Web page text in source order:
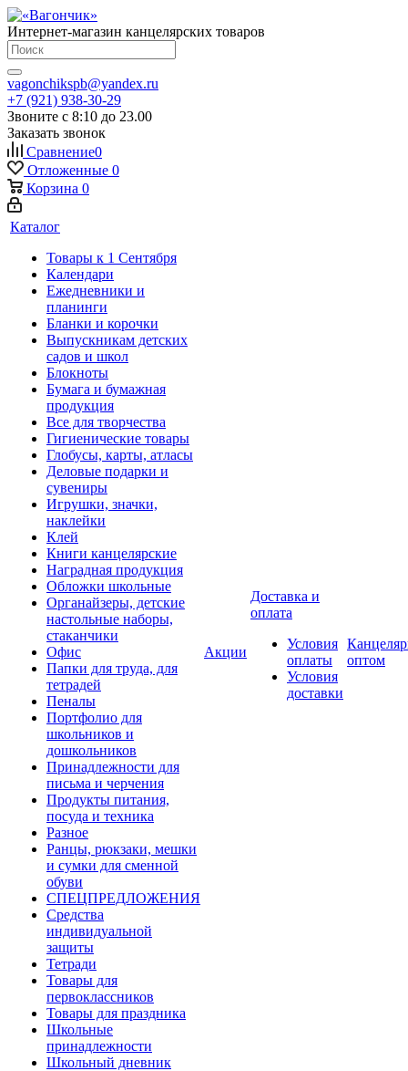
Интернет-магазин канцелярских товаров
vagonchikspb@yandex.ru
+7 (921) 938-30-29
Звоните с 8:10 до 23.00
Заказать звонок
Сравнение0
Отложенные 0
Корзина 0
Каталог
Товары к 1 Сентября
Календари
Ежедневники и
планинги
Бланки и корочки
Выпускникам детских
садов и школ
Блокноты
Бумага и бумажная
продукция
Все для творчества
Гигиенические товары
Глобусы, карты, атласы
Деловые подарки и
сувениры
Игрушки, значки,
наклейки
Клей
Книги канцелярские
Наградная продукция
Обложки школьные
Органайзеры, детские
настольные наборы,
стаканчики
Офис
Папки для труда, для
тетрадей
Пеналы
Портфолио для
школьников и
дошкольников
Принадлежности для
письма и черчения
Продукты питания,
посуда и техника
Разное
Ранцы, рюкзаки, мешки
и сумки для сменной
обуви
СПЕЦПРЕДЛОЖЕНИЯ
Средства
индивидуальной
защиты
Тетради
Товары для
первоклассников
Товары для праздника
Школьные
принадлежности
Школьный дневник
Акции
Доставка и
оплата
Условия
оплаты
Условия
доставки
оптом